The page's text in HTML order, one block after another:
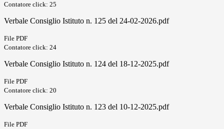
Contatore click: 25
Verbale Consiglio Istituto n. 125 del 24-02-2026.pdf
File PDF
Contatore click: 24
Verbale Consiglio Istituto n. 124 del 18-12-2025.pdf
File PDF
Contatore click: 20
Verbale Consiglio Istituto n. 123 del 10-12-2025.pdf
File PDF